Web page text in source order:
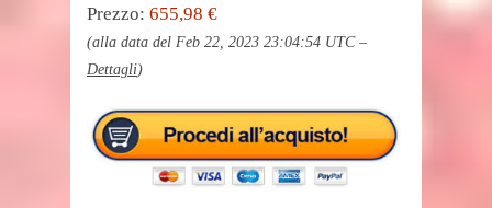
Prezzo: 655,98 €
(alla data del Feb 22, 2023 23:04:54 UTC –
Dettagli)